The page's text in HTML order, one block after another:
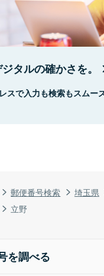
郵便番号検索
埼玉県
立野
タルの確かさを。
スで入力も検索もスムーズ
を調べる